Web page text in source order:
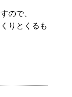
ので、
りとくるも